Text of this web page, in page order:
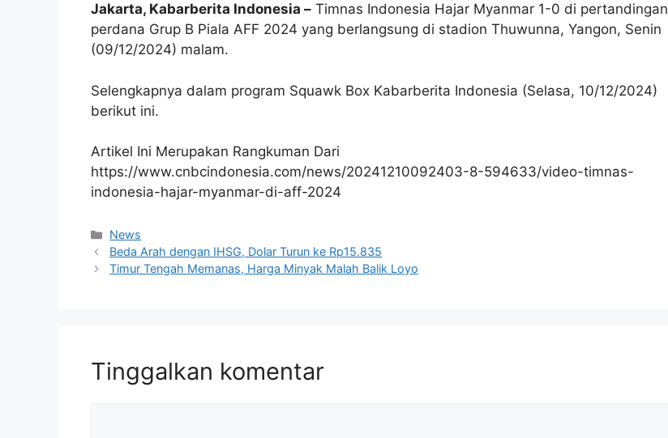
Jakarta, Kabarberita Indonesia – Timnas Indonesia Hajar Myanmar 1-0 di pertandingan
perdana Grup B Piala AFF 2024 yang berlangsung di stadion Thuwunna, Yangon, Senin
(09/12/2024) malam.
Selengkapnya dalam program Squawk Box Kabarberita Indonesia (Selasa, 10/12/2024)
berikut ini.
Artikel Ini Merupakan Rangkuman Dari
https://www.cnbcindonesia.com/news/20241210092403-8-594633/video-timnas-
indonesia-hajar-myanmar-di-aff-2024
Kategori
News
Beda Arah dengan IHSG, Dolar Turun ke Rp15.835
Timur Tengah Memanas, Harga Minyak Malah Balik Loyo
Tinggalkan komentar